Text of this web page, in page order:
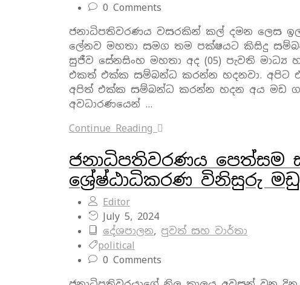
0 Comments
ජනාධිපතිවරණය වසරකින් කල් දමන ලෙස
ලේනව මහතා සමග තම පක්ෂයට කිසිදු
සුජීව සේනසිංහ මහතා අද (05) පැවති මාධ්‍ය
එකත් එක්ක සම්බන්ධ කරන්න හදනවා. අපිට
අපිත් එක්ක සම්බන්ධ කරන්න හදන අය මඩ
අවධාරණයෙන් …
Continue Reading
ජනාධිපතිවරණය පෙත්සම
ශ්‍රේෂ්ඨාධිකරණ විනිසුරු
Editor
July 5, 2024
දේශපාලන, පුවත් සහ වාර්තා
political
0 Comments